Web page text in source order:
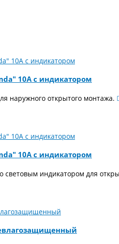
10А с индикатором
наружного открытого монтажа.
10А с индикатором
индикатором для